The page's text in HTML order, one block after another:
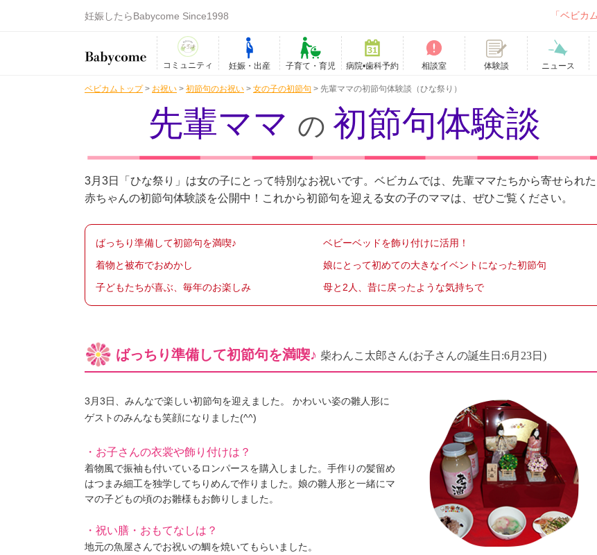
妊娠したらBabycome Since1998 「ベビカ
コミュニティ 妊娠・出産 子育て・育児 病院•歯科予約 相談室 体験談 ニュース
ベビカムトップ> お祝い > 初節句のお祝い > 女の子の初節句 > 先輩ママの初節句体験談（ひな祭り）
先輩ママ の 初節句体験談
3月3日「ひな祭り」は女の子にとって特別なお祝いです。ベビカムでは、先輩ママたちから寄せられた
赤ちゃんの初節句体験談を公開中！これから初節句を迎える女の子のママは、ぜひご覧ください。
ばっちり準備して初節句を満喫♪
ベビーベッドを飾り付けに活用！
着物と被布でおめかし
娘にとって初めての大きなイベントになった初節句
子どもたちが喜ぶ、毎年のお楽しみ
母と2人、昔に戻ったような気持ちで
ばっちり準備して初節句を満喫♪ 柴わんこ太郎さん(お子さんの誕生日:6月23日)
3月3日、みんなで楽しい初節句を迎えました。 かわいい姿の雛人形に
ゲストのみんなも笑顔になりました(^^)
・お子さんの衣裳や飾り付けは？
着物風で振袖も付いているロンパースを購入しました。手作りの髪留め
はつまみ細工を独学してちりめんで作りました。娘の雛人形と一緒にマ
マの子どもの頃のお雛様もお飾りしました。
・祝い膳・おもてなしは？
地元の魚屋さんでお祝いの鯛を焼いてもらいました。